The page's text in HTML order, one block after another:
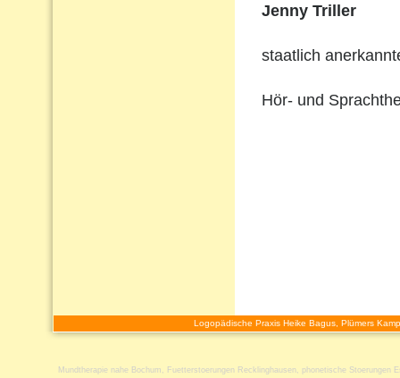
Jenny Triller
staatlich
Hör- und
Logopädische Praxis Heike Bagus, Plümers
Mundtherapie nahe Bochum , Fuetterstoerungen Recklinghausen , phonetische Stoerungen